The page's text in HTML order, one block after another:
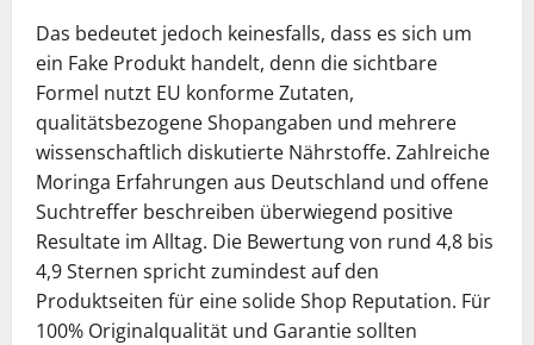
Das bedeutet jedoch keinesfalls, dass es sich um
ein Fake Produkt handelt, denn die sichtbare
Formel nutzt EU konforme Zutaten,
qualitätsbezogene Shopangaben und mehrere
wissenschaftlich diskutierte Nährstoffe. Zahlreiche
Moringa Erfahrungen aus Deutschland und offene
Suchtreffer beschreiben überwiegend positive
Resultate im Alltag. Die Bewertung von rund 4,8 bis
4,9 Sternen spricht zumindest auf den
Produktseiten für eine solide Shop Reputation. Für
100% Originalqualität und Garantie sollten